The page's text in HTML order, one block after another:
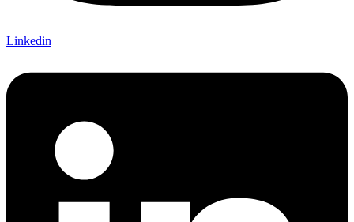
Linkedin